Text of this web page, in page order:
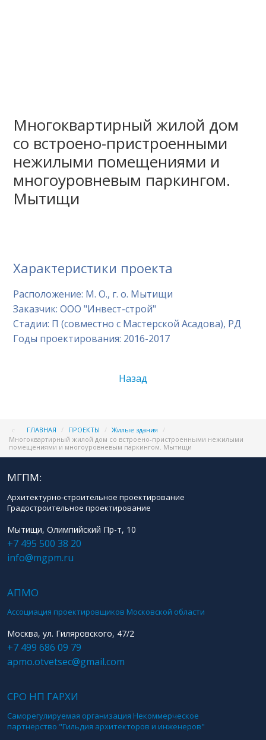
Многоквартирный жилой дом
со встроено-пристроенными
нежилыми помещениями и
многоуровневым паркингом.
Мытищи
Характеристики проекта
Расположение: М. О., г. о. Мытищи
Заказчик: ООО "Инвест-строй"
Стадии: П (совместно с Мастерской Асадова), РД
Годы проектирования: 2016-2017
Назад
ГЛАВНАЯ / ПРОЕКТЫ / Жилые здания /
Многоквартирный жилой дом со встроено-пристроенными нежилыми
помещениями и многоуровневым паркингом. Мытищи
МГПМ:
Архитектурно-строительное проектирование
Градостроительное проектирование
Мытищи, Олимпийский Пр-т, 10
+7 495 500 38 20
info@mgpm.ru
АПМО
Ассоциация проектировщиков Московской области
Москва, ул. Гиляровского, 47/2
+7 499 686 09 79
apmo.otvetsec@gmail.com
СРО НП ГАРХИ
Саморегулируемая организация Некоммерческое
партнерство "Гильдия архитекторов и инженеров"